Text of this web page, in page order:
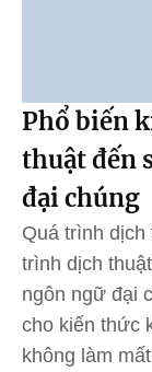
Phổ biến
thuật đến
đại chúng
Quá trình
trình dịch
ngôn ngữ đại
cho kiến thức
không làm